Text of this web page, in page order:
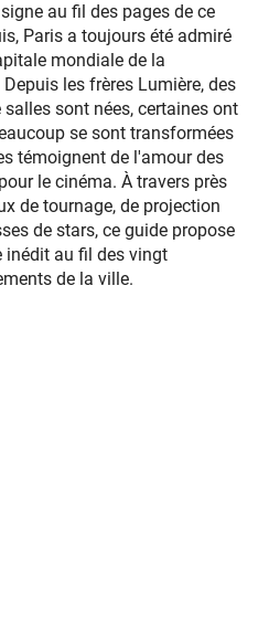
au fil des pages de ce
Paris a toujours été admiré
mondiale de la
les frères Lumière, des
salles sont nées, certaines ont
se sont transformées
témoignent de l'amour des
le cinéma. À travers près
de tournage, de projection
de stars, ce guide propose
inédit au fil des vingt
de la ville.